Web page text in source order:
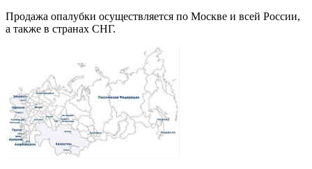
Продажа опалубки осуществляется по Москве и всей России,
а также в странах СНГ.